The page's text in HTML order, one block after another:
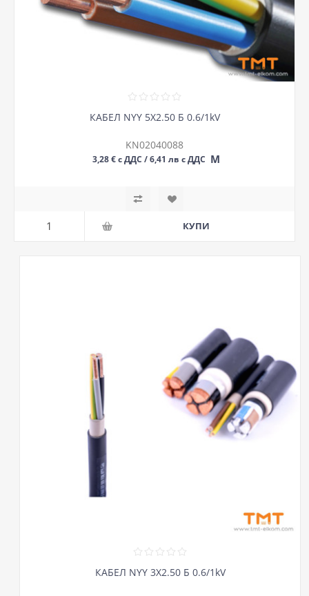
КАБЕЛ NYY 5Х2.50 Б 0.6/1kV
KN02040088
3,28 € с ДДС / 6,41 лв с ДДС М
КАБЕЛ NYY 3Х2.50 Б 0.6/1kV